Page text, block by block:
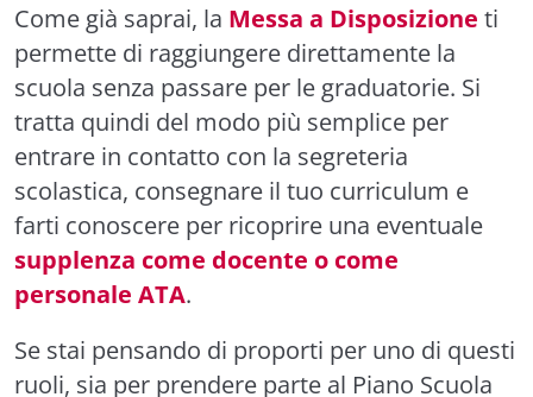
Come già saprai, la Messa a Disposizione ti
permette di raggiungere direttamente la
scuola senza passare per le graduatorie. Si
tratta quindi del modo più semplice per
entrare in contatto con la segreteria
scolastica, consegnare il tuo curriculum e
farti conoscere per ricoprire una eventuale
supplenza come docente o come
personale ATA.
Se stai pensando di proporti per uno di questi
ruoli, sia per prendere parte al Piano Scuola